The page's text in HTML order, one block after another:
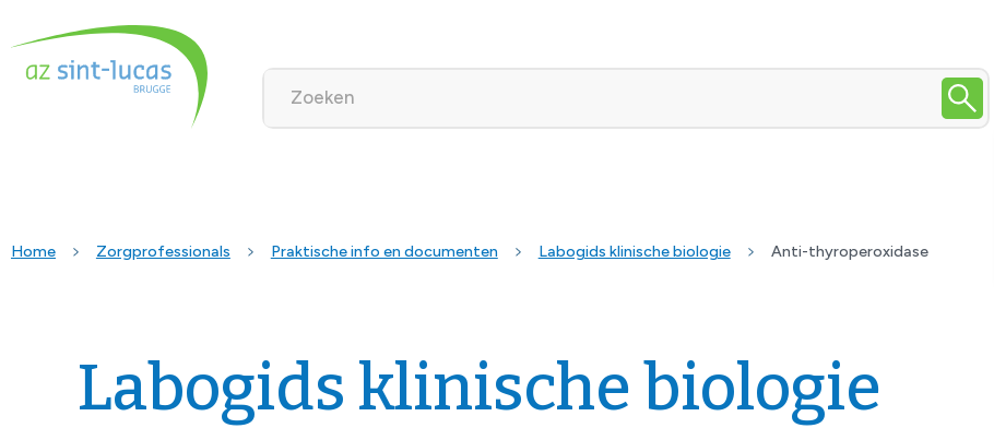
Home Zorgprofessionals Praktische info en documenten Labogids klinische biologie Anti-thyroperoxidase
Labogids klinische biologie